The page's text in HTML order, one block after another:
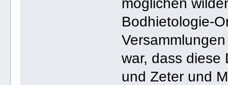
möglichen
Bodhietologie-
war, dass diese
und Zeter und